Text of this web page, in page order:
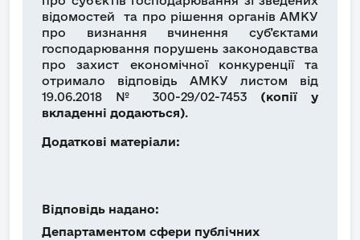
відомостей та про рішення органів АМКУ
про визнання вчинення суб’єктами
господарювання порушень законодавства
про захист економічної конкуренції та
отримало відповідь АМКУ листом від
19.06.2018 № 300-29/02-7453 (копії у
вкладенні додаються).
Додаткові матеріали:
Відповідь надано:
Департаментом сфери публічних